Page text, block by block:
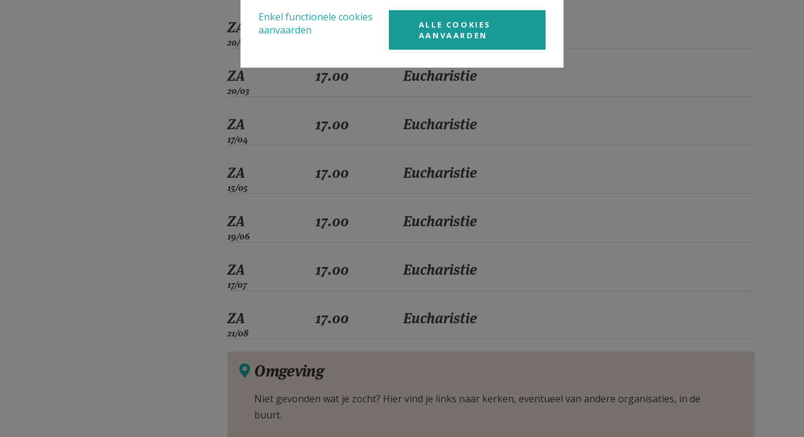
ZA
20/02
Eucharistie
ZA
20/03
17.00 Eucharistie
ZA
17/04
17.00 Eucharistie
ZA
15/05
17.00 Eucharistie
ZA
19/06
17.00 Eucharistie
ZA
17/07
17.00 Eucharistie
ZA
21/08
17.00 Eucharistie
Omgeving
Niet gevonden wat je zocht? Hier vind je links naar kerken, eventueel van andere organisaties, in de
buurt.
Enkel functionele cookies
aanvaarden
ALLE COOKIES
AANVAARDEN